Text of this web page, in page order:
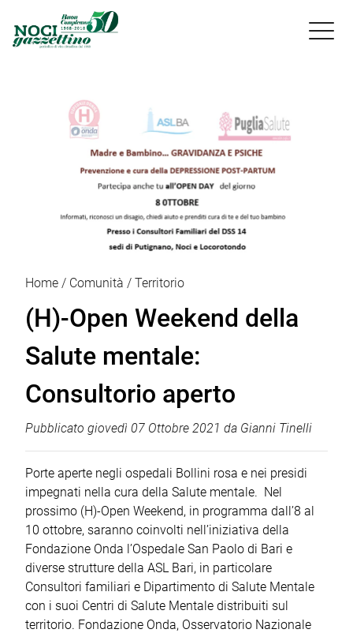

Home Comunità Territorio
(H)-Open Weekend della
Salute mentale:
Consultorio aperto
Pubblicato giovedì 07 Ottobre 2021 da Gianni Tinelli
Porte aperte negli ospedali Bollini rosa e nei presidi
impegnati nella cura della Salute mentale. Nel
prossimo (H)-Open Weekend, in programma dall’8 al
10 ottobre, saranno coinvolti nell’iniziativa della
Fondazione Onda l’Ospedale San Paolo di Bari e
diverse strutture della ASL Bari, in particolare
Consultori familiari e Dipartimento di Salute Mentale
con i suoi Centri di Salute Mentale distribuiti sul
territorio. Fondazione Onda, Osservatorio Nazionale